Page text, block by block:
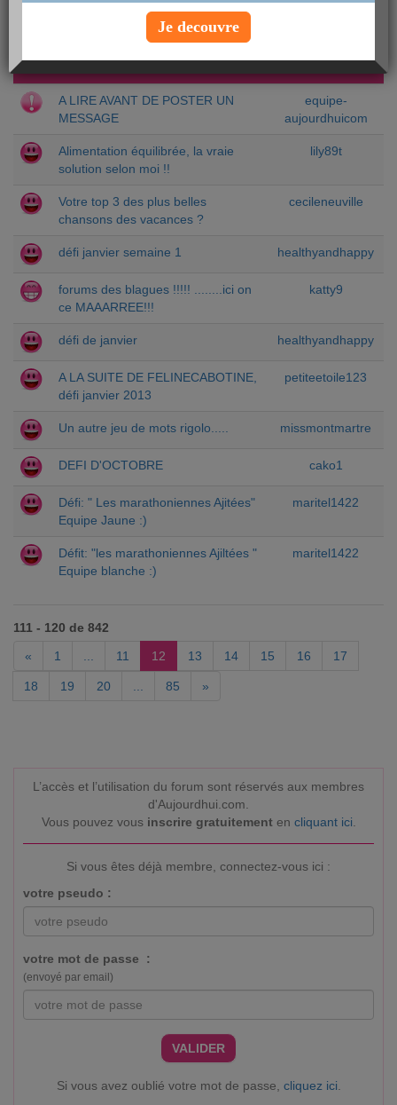
A LIRE AVANT DE POSTER UN
MESSAGE
equipe-
aujourdhuicom
Alimentation équilibrée, la vraie
solution selon moi !!
lily89t
Votre top 3 des plus belles
chansons des vacances ?
cecileneuville
défi janvier semaine 1 healthyandhappy
forums des blagues !!!!! ........ici on
ce MAAARREE!!!
katty9
défi de janvier healthyandhappy
A LA SUITE DE FELINECABOTINE,
défi janvier 2013
petiteetoile123
Un autre jeu de mots rigolo..... missmontmartre
DEFI D'OCTOBRE cako1
Défi: " Les marathoniennes Ajitées"
Equipe Jaune :)
maritel1422
Défit: "les marathoniennes Ajiltées "
Equipe blanche :)
maritel1422
111 - 120 de 842
«
1 11 12 13 14 15 16 17
18 19 20 85 »
L’accès et l’utilisation du forum sont réservés aux membres
d'Aujourdhui.com.
Vous pouvez vous inscrire gratuitementen cliquant ici
Si vous êtes déjà membre, connectez-vous ici :
votre pseudo :
votre mot de passe :
(envoyé par email)
VALIDER
Si vous avez oublié votre mot de passe, cliquez ici
Je decouvre